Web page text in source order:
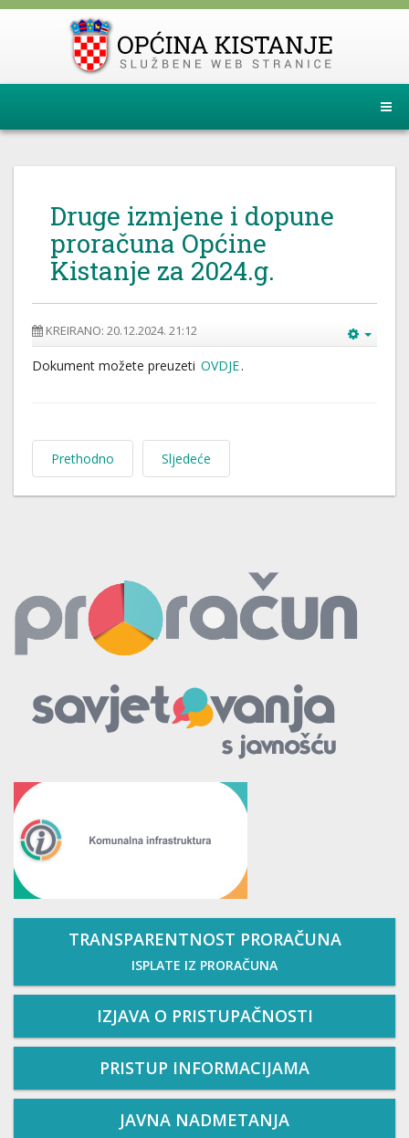
Druge izmjene i dopune
proračuna Općine
Kistanje za 2024.g.
KREIRANO: 20.12.2024. 21:12
Dokument možete preuzeti OVDJE.
Prethodno Sljedeće
TRANSPARENTNOST PRORAČUNA
ISPLATE IZ PRORAČUNA
IZJAVA O PRISTUPAČNOSTI
PRISTUP INFORMACIJAMA
JAVNA NADMETANJA